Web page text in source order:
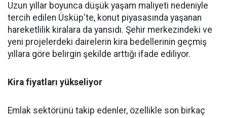
Uzun yıllar boyunca düşük yaşam maliyeti nedeniyle
tercih edilen Üsküp'te, konut piyasasında yaşanan
hareketlilik kiralara da yansıdı. Şehir merkezindeki ve
yeni projelerdeki dairelerin kira bedellerinin geçmiş
yıllara göre belirgin şekilde arttığı ifade ediliyor.
Kira fiyatları yükseliyor
Emlak sektörünü takip edenler, özellikle son birkaç